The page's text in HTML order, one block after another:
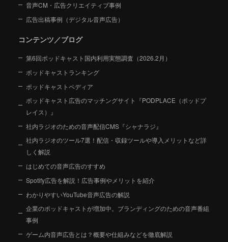
音声CM・広告クリエイティブ事例
広告出稿事例（デジタル音声広告）
コンテンツ／ブログ
第6回ポッドキャスト国内利用実態調査（2026.2月）
ポッドキャストランキング
ポッドキャストペディア
ポッドキャスト広告のマッチングサイト『PODPLACE（ポッドプ
レイス）』
社内ラジオのための音声配信CMS『シャナラジ』
社内ラジオのツール7選！配信・収録ツールや導入メリットなど詳
しく解説
はじめての音声広告のすすめ
Spotify広告を解説！広告事例やメリットを紹介
わかりやすいYouTube音声広告の解説
企業のポッドキャストが増加中。ブランディングのための音声番組
事例
ゲーム内音声広告とは？概要や仕組みなどを徹底解説